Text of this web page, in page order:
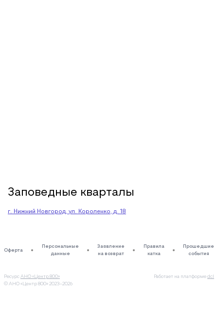
Заповедные кварталы
г. Нижний Новгород, ул. Короленко, д. 18
Оферта
Персональные
данные
Заявление
на возврат
Правила
катка
Прошедшие
события
Ресурс АНО «Центр 800»
© АНО «Центр 800» 2023–2026
Работает на платформе dcl